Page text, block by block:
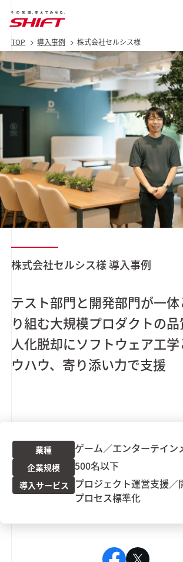
TOP 導入事例 株式会社セルシス様
株式会社セルシス様導入事例
テスト部門と開発部門が一
り組む大規模プロダクトの
人化脱却にソフトウェア工
ウハウ、寄り添い力で支援
業種 ゲーム／エンターテイン
企業規模 500名以下
導入サービス プロジェクト運営支援
プロセス標準化